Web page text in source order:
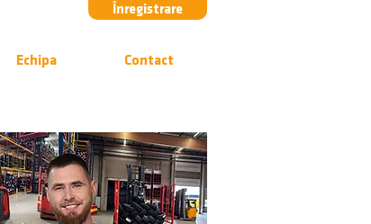
Înregistrare
Echipa Contact